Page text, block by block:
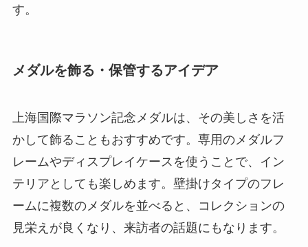
す。
メダルを飾る・保管するアイデア
上海国際マラソン記念メダルは、その美しさを活
かして飾ることもおすすめです。専用のメダルフ
レームやディスプレイケースを使うことで、イン
テリアとしても楽しめます。壁掛けタイプのフレ
ームに複数のメダルを並べると、コレクションの
見栄えが良くなり、来訪者の話題にもなります。